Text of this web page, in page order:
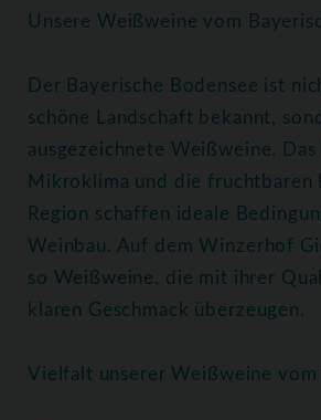
Unsere Weißweine vom
Der Bayerische Bodensee ist
schöne Landschaft bekannt,
ausgezeichnete Weißweine. Das
Mikroklima und die fruchtbaren
Region schaffen ideale
Weinbau. Auf dem Winzerhof
so Weißweine, die mit ihrer
klaren Geschmack überzeugen.
Vielfalt unserer Weißweine vom